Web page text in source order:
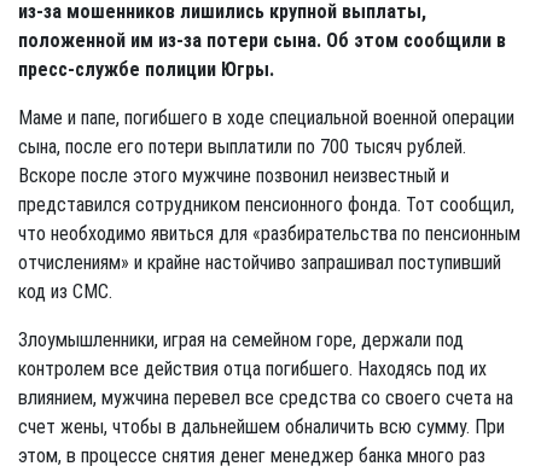
из-за мошенников лишились крупной выплаты,
положенной им из-за потери сына. Об этом сообщили в
пресс-службе полиции Югры.
Маме и папе, погибшего в ходе специальной военной операции
сына, после его потери выплатили по 700 тысяч рублей.
Вскоре после этого мужчине позвонил неизвестный и
представился сотрудником пенсионного фонда. Тот сообщил,
что необходимо явиться для «разбирательства по пенсионным
отчислениям» и крайне настойчиво запрашивал поступивший
код из СМС.
Злоумышленники, играя на семейном горе, держали под
контролем все действия отца погибшего. Находясь под их
влиянием, мужчина перевел все средства со своего счета на
счет жены, чтобы в дальнейшем обналичить всю сумму. При
этом, в процессе снятия денег менеджер банка много раз